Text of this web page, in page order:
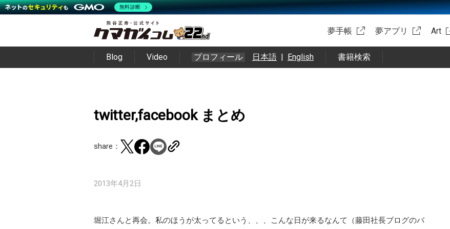
夢手帳 夢アプリ Art
Blog Video プロフィール 日本語 | English 書籍検索
twitter,facebook まとめ
share：
2013年4月2日
堀江さんと再会。私のほうが太ってるという、、、こんな日が来るなんて（藤田社長ブログのバ
無料診断